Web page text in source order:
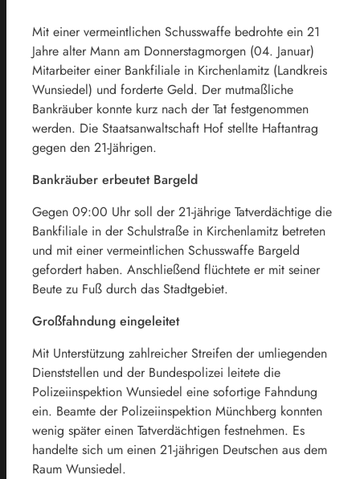
Mit einer vermeintlichen Schusswaffe bedrohte ein 21
Jahre alter Mann am Donnerstagmorgen (04. Januar)
Mitarbeiter einer Bankfiliale in Kirchenlamitz (Landkreis
Wunsiedel) und forderte Geld. Der mutmaßliche
Bankräuber konnte kurz nach der Tat festgenommen
werden. Die Staatsanwaltschaft Hof stellte Haftantrag
gegen den 21-Jährigen.
Bankräuber erbeutet Bargeld
Gegen 09:00 Uhr soll der 21-jährige Tatverdächtige die
Bankfiliale in der Schulstraße in Kirchenlamitz betreten
und mit einer vermeintlichen Schusswaffe Bargeld
gefordert haben. Anschließend flüchtete er mit seiner
Beute zu Fuß durch das Stadtgebiet.
Großfahndung eingeleitet
Mit Unterstützung zahlreicher Streifen der umliegenden
Dienststellen und der Bundespolizei leitete die
Polizeiinspektion Wunsiedel eine sofortige Fahndung
ein. Beamte der Polizeiinspektion Münchberg konnten
wenig später einen Tatverdächtigen festnehmen. Es
handelte sich um einen 21-jährigen Deutschen aus dem
Raum Wunsiedel.